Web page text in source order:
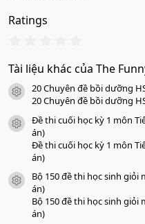
Ratings
0
0
s
a
o
Tài liệu khác của The
icon tài liệu
20 Chuyên đề bồi dưỡng
20 Chuyên đề bồi dưỡng
icon tài liệu
Đề thi cuối học kỳ 1 môn
án)
Đề thi cuối học kỳ 1 môn
án)
icon tài liệu
Bộ 150 đề thi học sinh giỏi
án)
Bộ 150 đề thi học sinh giỏi
án)